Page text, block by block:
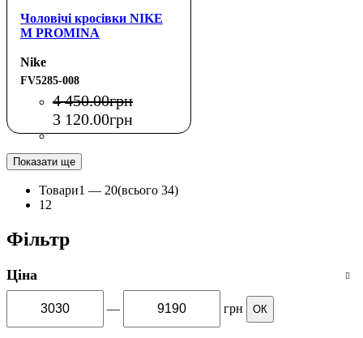
Чоловічі кросівки NIKE
M PROMINA
Nike
FV5285-008
4 450.00грн
3 120.00грн
Показати ще
Товари1 — 20(всього 34)
1 2
Фільтр
Ціна
— грн ОК